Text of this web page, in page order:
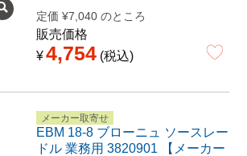
定価 ¥7,040 のところ
販売価格
¥4,754 税込
メーカー取寄せ
EBM 18-8 ブローニュ ソースレー
ドル 業務用 3820901 【メーカー